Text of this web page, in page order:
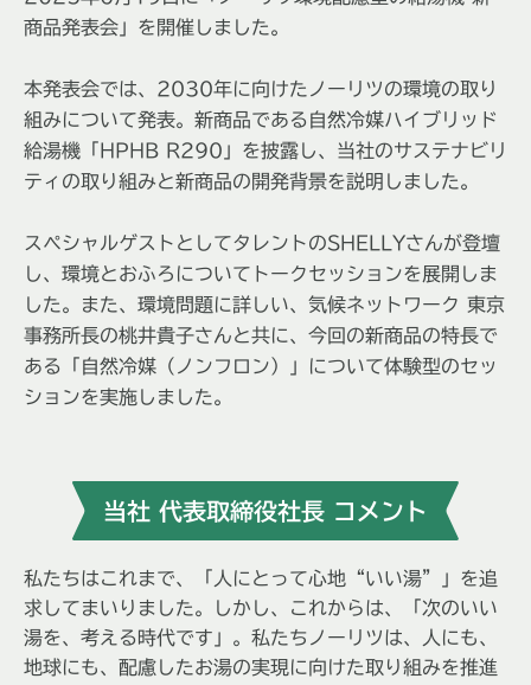
商品発表会」を開催しました。
本発表会では、2030年に向けたノーリツの環境の取り
組みについて発表。新商品である自然冷媒ハイブリッド
給湯機「HPHB R290」を披露し、当社のサステナビリ
ティの取り組みと新商品の開発背景を説明しました。
スペシャルゲストとしてタレントのSHELLYさんが登壇
し、環境とおふろについてトークセッションを展開しま
した。また、環境問題に詳しい、気候ネットワーク 東京
事務所長の桃井貴子さんと共に、今回の新商品の特長で
ある「自然冷媒（ノンフロン）」について体験型のセッ
ションを実施しました。
当社 代表取締役社長 コメント
私たちはこれまで、「人にとって心地“いい湯”」を追
求してまいりました。しかし、これからは、「次のいい
湯を、考える時代です」。 私たちノーリツは、人にも、
地球にも、配慮したお湯の実現に向けた取り組みを推進